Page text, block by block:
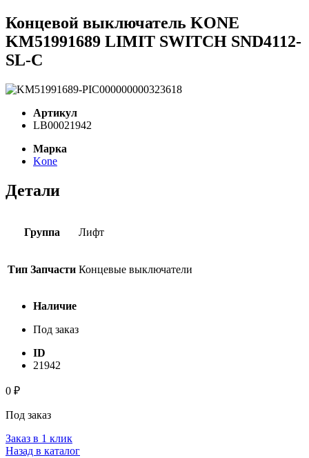
Концевой выключатель KONE
KM51991689 LIMIT SWITCH SND4112-
SL-C
Артикул
LB00021942
Марка
Kone
Детали
Группа Лифт
Тип Запчасти Концевые выключатели
Наличие
Под заказ
ID
21942
0 ₽
Под заказ
Заказ в 1 клик
Назад в каталог